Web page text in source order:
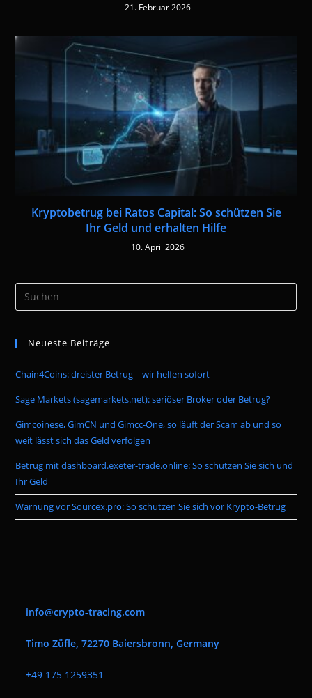
21. Februar 2026
Kryptobetrug bei Ratos Capital: So schützen Sie
Ihr Geld und erhalten Hilfe
10. April 2026
the
Neueste Beiträge
Chain4Coins: dreister Betrug – wir helfen sofort
Sage Markets (sagemarkets.net): seriöser Broker oder Betrug?
Gimcoinese, GimCN und Gimcc-One, so läuft der Scam ab und so
weit lässt sich das Geld verfolgen
Betrug mit dashboard.exeter-trade.online: So schützen Sie sich und
Ihr Geld
Warnung vor Sourcex.pro: So schützen Sie sich vor Krypto-Betrug
info@crypto-tracing.com
Timo Züfle, 72270 Baiersbronn, Germany
+49 175 1259351